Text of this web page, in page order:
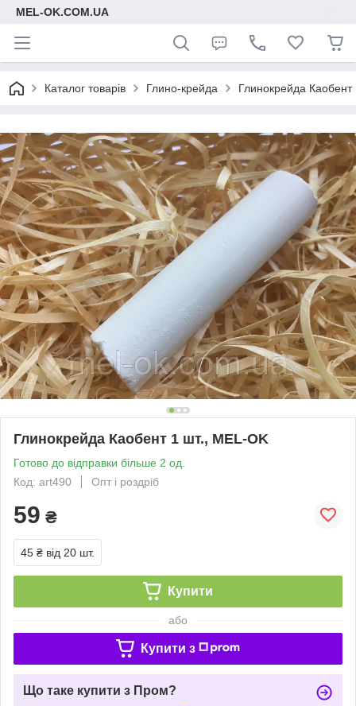
MEL-OK.COM.UA
Каталог товарів Глино-крейда Глинокрейда
Глинокрейда Каобент 1 шт., MEL-OK
Готово до відправки більше 2 од.
Код: art490
Опт і роздріб
59 ₴
45 ₴ від 20 шт.
Купити
або
Купити з
Що таке купити з Пром?